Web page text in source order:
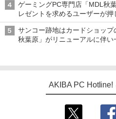
ゲーミングPC専門店「MDL秋
レゼントを求めるユーザーが押
サンコー跡地はカードショッ
秋葉原」がリニューアルに伴い
AKIBA PC Hotline!